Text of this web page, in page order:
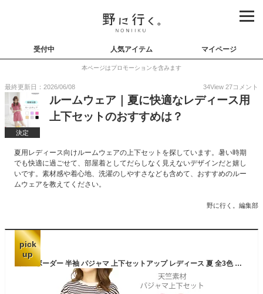
受付中 人気アイテム マイページ
本ページはプロモーションを含みます
最終更新日：2026/06/08 34View 27コメント
決定
ルームウェア｜夏に快適なレディース用
上下セットのおすすめは？
夏用レディース向けルームウェアの上下セットを探しています。暑い時期
でも快適に過ごせて、部屋着としてだらしなく見えないデザインだと嬉し
いです。素材感や着心地、洗濯のしやすさなども含めて、おすすめのルー
ムウェアを教えてください。
野に行く。編集部
pick
up
天竺 ボーダー 半袖 パジャマ 上下セットアップ レディース 夏 全3色 M L ルームウエア 570420A-1 プルオーバー Uネック 丸首 七分丈パンツ ズボン 部屋着 寝間着 女性 婦人 大人 シンプル 横縞 茶 赤 ブラウン ベージュ ワイン